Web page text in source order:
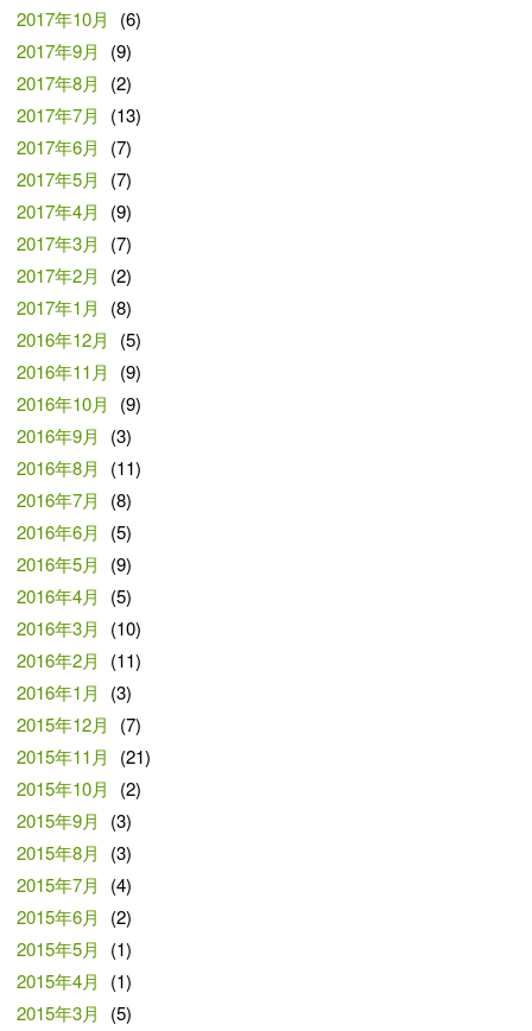
2017年10月
(6)
2017年9月
(9)
2017年8月
(2)
2017年7月
(13)
2017年6月
(7)
2017年5月
(7)
2017年4月
(9)
2017年3月
(7)
2017年2月
(2)
2017年1月
(8)
2016年12月
(5)
2016年11月
(9)
2016年10月
(9)
2016年9月
(3)
2016年8月
(11)
2016年7月
(8)
2016年6月
(5)
2016年5月
(9)
2016年4月
(5)
2016年3月
(10)
2016年2月
(11)
2016年1月
(3)
2015年12月
(7)
2015年11月
(21)
2015年10月
(2)
2015年9月
(3)
2015年8月
(3)
2015年7月
(4)
2015年6月
(2)
2015年5月
(1)
2015年4月
(1)
2015年3月
(5)